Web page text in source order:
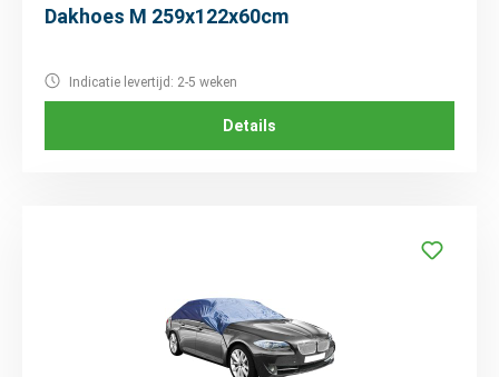
Dakhoes M 259x122x60cm
Indicatie levertijd: 2-5 weken
Details